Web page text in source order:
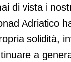
di vista i
Adriatico
solidità,
a